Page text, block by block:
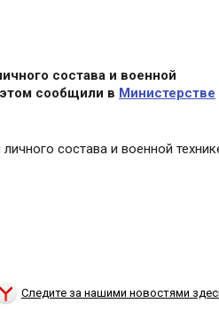
состава и военной
сообщили в Министерстве
состава и военной
Следите за нашими новостями